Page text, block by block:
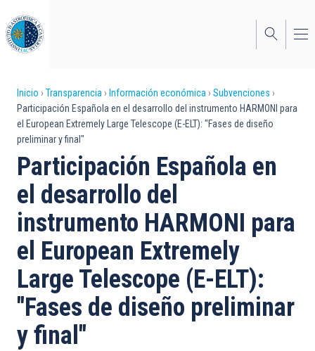
al
contenido
principal
Sobrescribir
enlaces
de
ayuda
a
la
navegación
Inicio Transparencia Información económica
Subvenciones
Participación Española en el desarrollo del instrumento HARMONI para
el European Extremely Large Telescope (E-ELT): "Fases de diseño
preliminar y final"
Participación Española en
el desarrollo del
instrumento HARMONI para
el European Extremely
Large Telescope (E-ELT):
"Fases de diseño preliminar
y final"